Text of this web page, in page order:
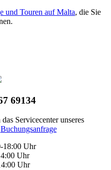
und Touren auf Malta, die Sie
69134
Servicecenter unseres
Buchungsanfrage
18:00 Uhr
Uhr
Uhr